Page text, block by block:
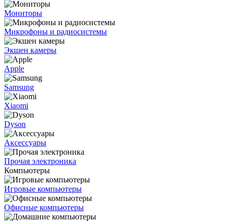
Мониторы
Микрофоны и радиосистемы
Экшен камеры
Apple
Samsung
Xiaomi
Dyson
Аксессуары
Прочая электроника
Компьютеры
Игровые компьютеры
Офисные компьютеры